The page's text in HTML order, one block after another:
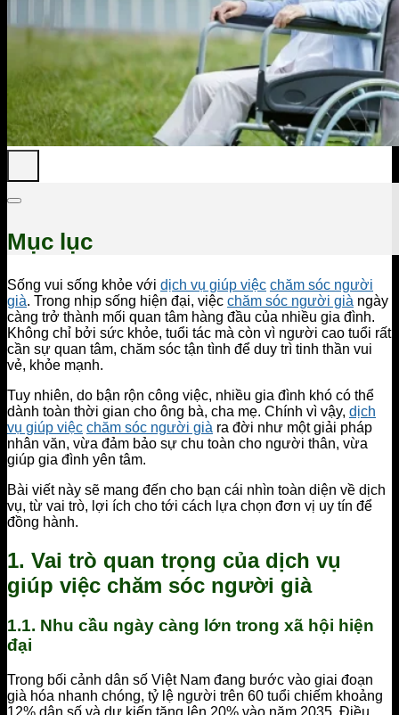
Mục lục
Sống vui sống khỏe với dịch vụ giúp việc chăm sóc người
già. Trong nhịp sống hiện đại, việc chăm sóc người già ngày
càng trở thành mối quan tâm hàng đầu của nhiều gia đình.
Không chỉ bởi sức khỏe, tuổi tác mà còn vì người cao tuổi rất
cần sự quan tâm, chăm sóc tận tình để duy trì tinh thần vui
vẻ, khỏe mạnh.
Tuy nhiên, do bận rộn công việc, nhiều gia đình khó có thể
dành toàn thời gian cho ông bà, cha mẹ. Chính vì vậy, dịch
vụ giúp việc chăm sóc người già ra đời như một giải pháp
nhân văn, vừa đảm bảo sự chu toàn cho người thân, vừa
giúp gia đình yên tâm.
Bài viết này sẽ mang đến cho bạn cái nhìn toàn diện về dịch
vụ, từ vai trò, lợi ích cho tới cách lựa chọn đơn vị uy tín để
đồng hành.
1. Vai trò quan trọng của dịch vụ
giúp việc chăm sóc người già
1.1. Nhu cầu ngày càng lớn trong xã hội hiện
đại
Trong bối cảnh dân số Việt Nam đang bước vào giai đoạn
già hóa nhanh chóng, tỷ lệ người trên 60 tuổi chiếm khoảng
12% dân số và dự kiến tăng lên 20% vào năm 2035. Điều